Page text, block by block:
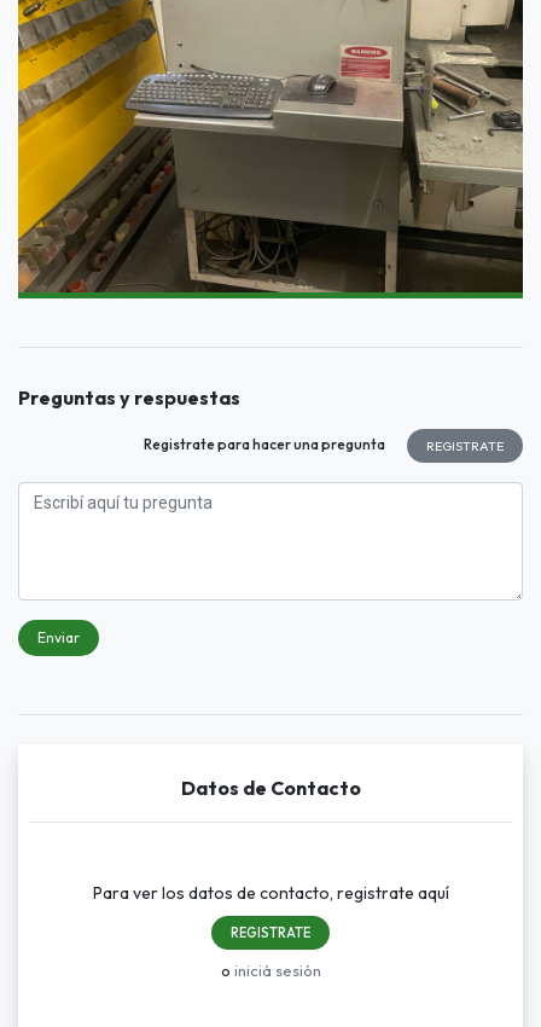
Preguntas y respuestas
Registrate para hacer una pregunta REGISTRATE
Enviar
Datos de Contacto
Para ver los datos de contacto, registrate aquí
REGISTRATE
o iniciá sesión